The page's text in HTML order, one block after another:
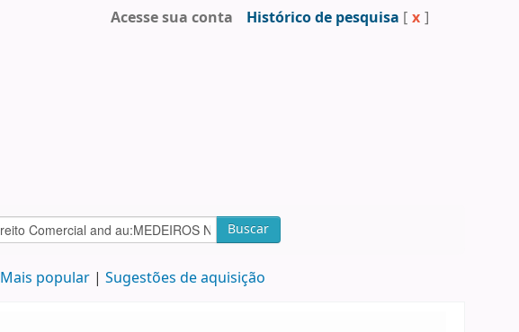
Acesse sua conta Histórico de pesquisa [ x ]
Buscar
Mais popular Sugestões de aquisição